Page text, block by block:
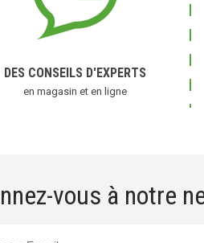
DES CONSEILS D'EXPERTS
en magasin et en ligne
vous à notre